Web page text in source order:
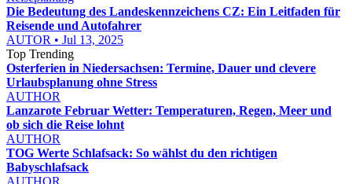
Die Bedeutung des Landeskennzeichens CZ: Ein Leitfaden für
Reisende und Autofahrer
AUTOR • Jul 13, 2025
Top Trending
Osterferien in Niedersachsen: Termine, Dauer und clevere
Urlaubsplanung ohne Stress
AUTHOR
Lanzarote Februar Wetter: Temperaturen, Regen, Meer und
ob sich die Reise lohnt
AUTHOR
TOG Werte Schlafsack: So wählst du den richtigen
Babyschlafsack
AUTHOR